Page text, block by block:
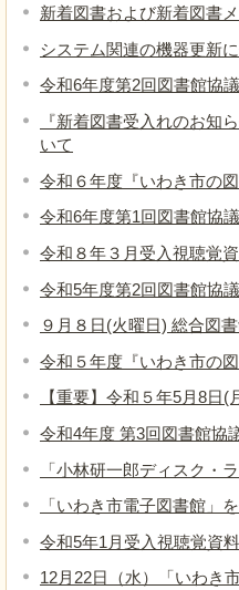
新着図書および新着図書
システム関連の機器更新
令和6年度第2回図書館協
『新着図書受入れのお知
いて
令和６年度『いわき市の
令和6年度第1回図書館協
令和８年３月受入視聴覚
令和5年度第2回図書館協
９月８日(火曜日) 総合図
令和５年度『いわき市の
【重要】令和５年5月8日
令和4年度 第3回図書館協
「小林研一郎ディスク・
「いわき市電子図書館」
令和5年1月受入視聴覚資
12月22日（水）「いわき